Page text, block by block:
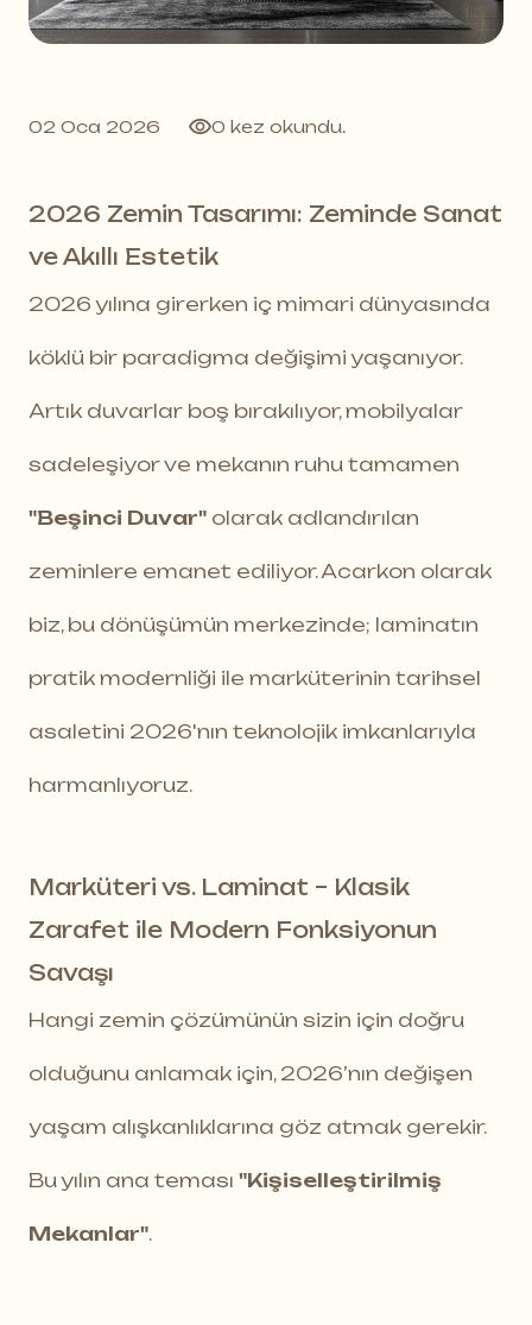
02 Oca 2026 0 kez okundu.
2026 Zemin Tasarımı: Zeminde Sanat
ve Akıllı Estetik
2026 yılına girerken iç mimari dünyasında
köklü bir paradigma değişimi yaşanıyor.
Artık duvarlar boş bırakılıyor, mobilyalar
sadeleşiyor ve mekanın ruhu tamamen
"Beşinci Duvar" olarak adlandırılan
zeminlere emanet ediliyor. Acarkon olarak
biz, bu dönüşümün merkezinde; laminatın
pratik modernliği ile marküterinin tarihsel
asaletini 2026'nın teknolojik imkanlarıyla
harmanlıyoruz.
Marküteri vs. Laminat – Klasik
Zarafet ile Modern Fonksiyonun
Savaşı
Hangi zemin çözümünün sizin için doğru
olduğunu anlamak için, 2026’nın değişen
yaşam alışkanlıklarına göz atmak gerekir.
Bu yılın ana teması "Kişiselleştirilmiş
Mekanlar".